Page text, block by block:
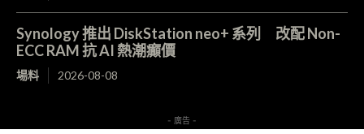
Synology 推出 DiskStation neo+ 系列 改配 Non-
ECC RAM 抗 AI 熱潮癲價
場料 2026-08-08
- 廣告 -